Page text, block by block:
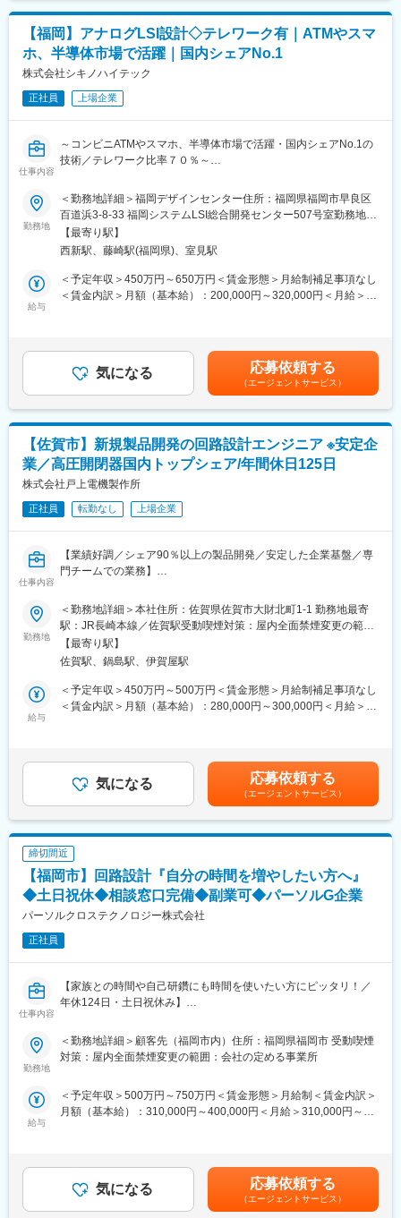
らゆるパーツに及びます。
◇顧客には国内の完成車メーカーおよび、そのTier1と呼ばれる大
手パーツメーカーを網羅しているほか、大手の電機／機械メーカ
ー、SIerが顔を揃えております
変更の範囲：会社の定める業務
・電気機械器具の製造および販売
・計測機械器具、光学機械器具、医療衛生機械器具および電子工
業応用製品の製造および販売
（待遇に関する諸制度は全グループ共通です。）
◆当社の特徴：
17年1月にミツミ電機と経営統合して現在のミネベアミツミが誕
生。日本の自動車部品メーカーであるユーシンを買収し車載事業
を強化、またアナログ半導体メーカー、エイブリックを傘下に収
めてIoT事業へ注力。主要製品であるベアリングやモーターのみな
術を持ち、ソリューションの開発を強化しています。
同社は世界27ヶ国163製造拠点を展開しています。グループ全体
の売上高に占める海外生産比率は約95%です。
【福岡】アナログLSI設計◇テレワーク有｜ATMやスマ
ホ、半導体市場で活躍｜国内シェアNo.1
株式会社シキノハイテック
正社員 上場企業
仕事内容
～コンビニATMやスマホ、半導体市場で活躍・国内シェアNo.1の
技術／テレワーク比率７０％～
コンビニATMで国内屈指のカメラモジュールと、スマホ市場で世
界トップクラスのシェアを誇るJPEG-IPコアを持つ優良メーカー
での回路設計職の募集です。
■担当業務：【変更の範囲：会社の定める業務】
電源、モータードライバ、高速インターフェイスなどのアナログ
回路設計及びマニュアルレイアウト設計をお任せします。
※webでの打ち合わせがメインになりますので、出張は基本的にご
ざいません。
※開発期間は平均3~4カ月程度から1年以上の場合もございます。
仕様打合せ・検～開発・評価、納入までを一貫して受託設計、開
発を行っており、顧客と連携を取り要望に沿った設計を実行でき
るのが同社の設計職の魅力です。
また、各設計拠点には大手メーカとの開発業務を行うカスタマー
ルームを設置しており、今後も更に設計者を増員する計画です。
■主要設備
・回路設計
Cadence (Composer、Spectre、ADE-XL)、Synopsys
(HSPICE、Star-RC、CustomSIM)、Silvaco (SmartSpice)
・レイアウト設計
Virtuso-XL、α-SX、SX9000、Dracula、Calibre
・LSI評価
クトラムアナライザ、デジタルオシロスコープ、データジェネレ
ータ、サーモトリマー、恒温槽
サー、車載デバイス等）とタイアップし、
最先端の開発案件を安定して受注する事業体制が構築されてお
り、大阪・東京を中心に150名体制で大規模な開発案件にも対応
しています。
■特徴・魅力：トップクラスの製品を複数保有
・JPEG-IPコア（画像CODEC）：国内トップクラスのシェア、ス
マホ市場においても圧倒的なシェアを誇ります。
・テレワーク比率： ７０％／平均勤続年数12年、平均有給取得日
数13.7日等、長期腰を据えて働きやすい環境が整っております。
変更の範囲：本文参照
勤務地
＜勤務地詳細＞福岡デザインセンター住所：福岡県福岡市早良区
百道浜3-8-33 福岡システムLSI総合開発センター507号室勤務地最
寄駅：福岡市地下鉄空港線／西新駅受動喫煙対策：屋内喫煙可能
場所あり変更の範囲：本文参照
【最寄り駅】
西新駅、藤崎駅(福岡県)、室見駅
給与
＜予定年収＞450万円～650万円＜賃金形態＞月給制補足事項なし
＜賃金内訳＞月額（基本給）：200,000円～320,000円＜月給＞
当、通勤手当、都市手当 (地域で異なります) 等賃金はあくまでも
目安の金額であり、選考を通じて上下する可能性があります。月
給(月額)は固定手当を含めた表記です。
気になる 応募依頼する
（エージェントサービス）
【佐賀市】新規製品開発の回路設計エンジニア ※安定企
業／高圧開閉器国内トップシェア/年間休日125日
株式会社戸上電機製作所
正社員 転勤なし 上場企業
仕事内容
【業績好調／シェア90％以上の製品開発／安定した企業基盤／専
門チームでの業務】
■採用背景：
～組織強化と新規製品開発に伴う募集～
当社は1925年創立以来、電気の安定供給を支えるメーカーとして
歩み、2015年に創立90周年を迎えました。現在、探査測定器の市
場シェアは90％以上を誇り、今後も更なる企業価値向上を目指し
ています。
具体的には、以下の業務を担当していただきます。
- 探査測定器の回路設計、改善
- 高圧開閉器の動作試験を行う試験機の設計
■配属先構成：
R&Dグループには10名が在籍しており、各々が専門分野を担当し
ています。専門知識を活かし、チームで新たな製品の開発に取り
組んでいただきます。
業も行っており、未来を豊かにする企業理念を実現するために、
さらなる企業価値向上を目指しています
■仕事の魅力：
- 全国シェア90％以上の製品開発に携わることができる
ている
勤務地
＜勤務地詳細＞本社住所：佐賀県佐賀市大財北町1-1 勤務地最寄
駅：JR長崎本線／佐賀駅受動喫煙対策：屋内全面禁煙変更の範
囲：無
【最寄り駅】
佐賀駅、鍋島駅、伊賀屋駅
給与
＜予定年収＞450万円～500万円＜賃金形態＞月給制補足事項なし
＜賃金内訳＞月額（基本給）：280,000円～300,000円＜月給＞
金はあくまでも目安の金額であり、選考を通じて上下する可能性
があります。月給(月額)は固定手当を含めた表記です。
気になる 応募依頼する
（エージェントサービス）
締切間近
【福岡市】回路設計『自分の時間を増やしたい方へ』
◆土日祝休◆相談窓口完備◆副業可◆パーソルG企業
パーソルクロステクノロジー株式会社
正社員
仕事内容
【家族との時間や自己研鑽にも時間を使いたい方にピッタリ！／
年休124日・土日祝休み】
こんな風に思ったことありませんか？
「業務が俗人化しており、休みの取りづらさや責任の重さがスト
上記悩みを抱えている方にオススメの求人です！
りたい業務内容・お住まいを考慮してアサイン案件を決定しま
す。
勤務地
＜勤務地詳細＞顧客先（福岡市内）住所：福岡県福岡市 受動喫煙
対策：屋内全面禁煙変更の範囲：会社の定める事業所
給与
＜予定年収＞500万円～750万円＜賃金形態＞月給制＜賃金内訳＞
月額（基本給）：310,000円～400,000円＜月給＞310,000円～
目安の金額であり、選考を通じて上下する可能性があります。月
給(月額)は固定手当を含めた表記です。
気になる 応募依頼する
（エージェントサービス）